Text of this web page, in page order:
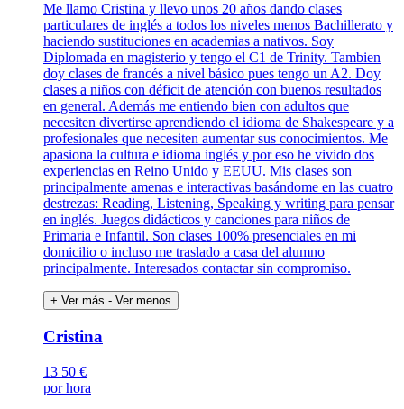
Me llamo Cristina y llevo unos 20 años dando clases
particulares de inglés a todos los niveles menos Bachillerato y
haciendo sustituciones en academias a nativos. Soy
Diplomada en magisterio y tengo el C1 de Trinity. Tambien
doy clases de francés a nivel básico pues tengo un A2. Doy
clases a niños con déficit de atención con buenos resultados
en general. Además me entiendo bien con adultos que
necesiten divertirse aprendiendo el idioma de Shakespeare y a
profesionales que necesiten aumentar sus conocimientos. Me
apasiona la cultura e idioma inglés y por eso he vivido dos
experiencias en Reino Unido y EEUU. Mis clases son
principalmente amenas e interactivas basándome en las cuatro
destrezas: Reading, Listening, Speaking y writing para pensar
en inglés. Juegos didácticos y canciones para niños de
Primaria e Infantil. Son clases 100% presenciales en mi
domicilio o incluso me traslado a casa del alumno
principalmente. Interesados contactar sin compromiso.
+ Ver más - Ver menos
Cristina
13 50 €
por hora